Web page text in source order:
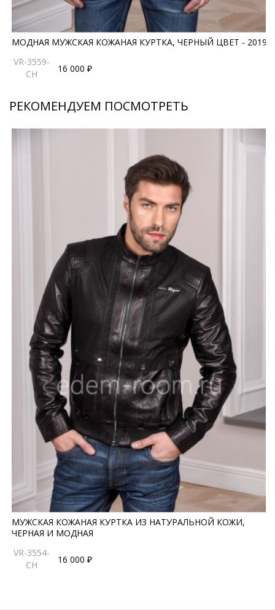
МОДНАЯ МУЖСКАЯ КОЖАНАЯ КУРТКА, ЧЕРНЫЙ ЦВЕТ - 2019
VR-3559-
CH
16 000 ₽
РЕКОМЕНДУЕМ ПОСМОТРЕТЬ
МУЖСКАЯ КОЖАНАЯ КУРТКА ИЗ НАТУРАЛЬНОЙ КОЖИ,
ЧЕРНАЯ И МОДНАЯ
VR-3554-
CH
16 000 ₽